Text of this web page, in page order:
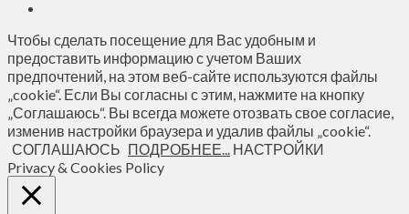
Чтобы сделать посещение для Вас удобным и
предоставить информацию с учетом Ваших
предпочтений, на этом веб-сайте используются файлы
„cookie“. Если Вы согласны с этим, нажмите на кнопку
„Соглашаюсь“. Вы всегда можете отозвать свое согласие,
изменив настройки браузера и удалив файлы „cookie“.
СОГЛАШАЮСЬ ПОДРОБНЕЕ... НАСТРОЙКИ
Privacy & Cookies Policy